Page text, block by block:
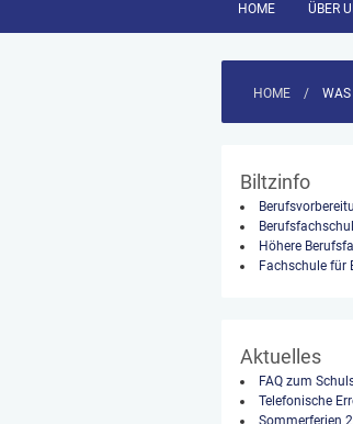
HOME ÜBER
HOME / WAS
Biltzinfo
Höhere
Fachschule für
Aktuelles
FAQ zum
Telefonische
Sommerferien